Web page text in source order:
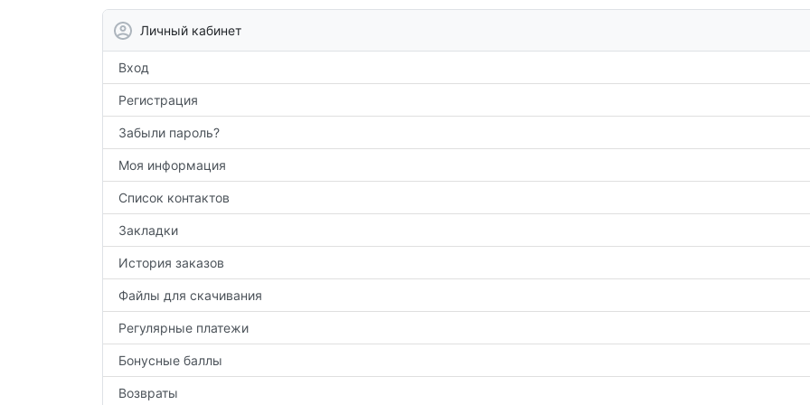
Личный кабинет
Вход
Регистрация
Забыли пароль?
Моя информация
Список контактов
Закладки
История заказов
Файлы для скачивания
Регулярные платежи
Бонусные баллы
Возвраты